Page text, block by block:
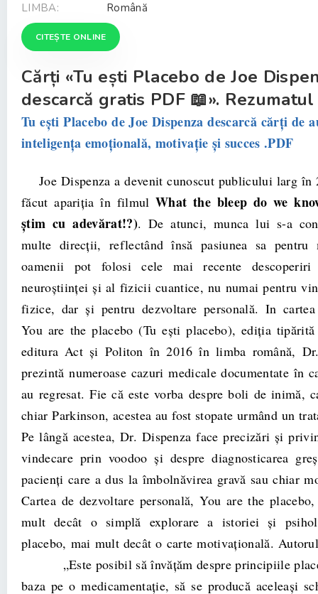
LIMBA:
Română
CITEȘTE ONLINE
Cărți «Tu ești Placebo de Joe
descarcă gratis PDF 📖».
Tu ești Placebo de Joe Dispenza descarcă cărți de
inteligența emoțională, motivație și succes .PDF
Joe Dispenza a devenit cunoscut publicului larg în
făcut apariţia în filmulWhat the bleep do we
știm cu adevărat!?). De atunci, munca lui s-a
multe direcţii, reflectând însă pasiunea sa
oamenii pot folosi cele mai recente
neuroştiinţei şi al fizicii cuantice, nu numai pentru
fizice, dar şi pentru dezvoltare personală. In
You are the placebo (Tu ești placebo), ediţia
editura Act şi Politon în 2016 în limba română,
prezintă numeroase cazuri medicale documentate în
au regresat. Fie că este vorba despre boli de inimă,
chiar Parkinson, acestea au fost stopate urmând un
Pe lângă acestea, Dr. Dispenza face precizări și
vindecare prin voodoo și despre diagnosticarea
pacienţi care a dus la îmbolnăvirea gravă sau chiar
Cartea de dezvoltare personală, You are the
mult decât o simplă explorare a istoriei şi
placebo, mai mult decât o carte motivaţională.
„Este posibil să învăţăm despre principiile
baza pe o medicamentaţie, să se producă aceleaşi